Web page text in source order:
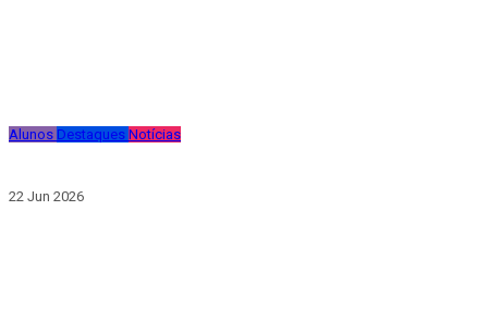
Alunos Destaques Notícias
22 Jun 2026